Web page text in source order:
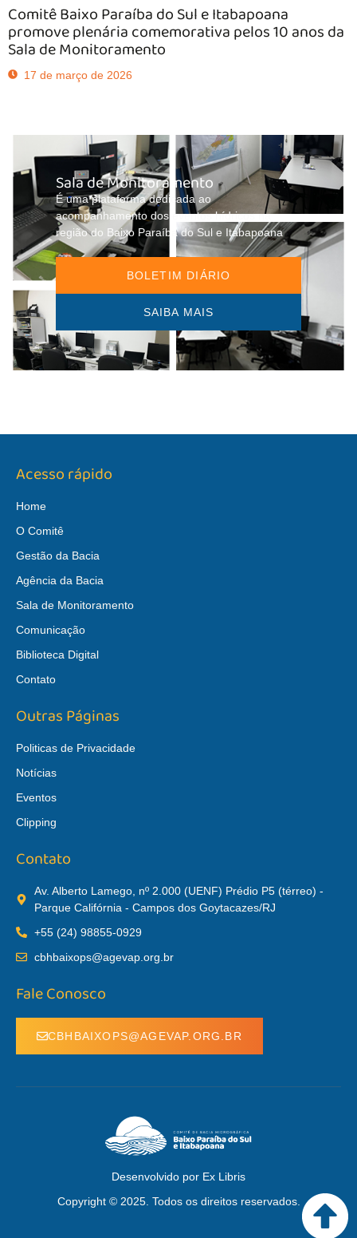
Comitê Baixo Paraíba do Sul e Itabapoana
promove plenária comemorativa pelos 10 anos da
Sala de Monitoramento
17 de março de 2026
Sala de Monitoramento
É uma plataforma dedicada ao
acompanhamento dos eventos hídricos na
região do Baixo Paraíba do Sul e Itabapoana
BOLETIM DIÁRIO
SAIBA MAIS
Acesso rápido
Home
O Comitê
Gestão da Bacia
Agência da Bacia
Sala de Monitoramento
Comunicação
Biblioteca Digital
Contato
Outras Páginas
Politicas de Privacidade
Notícias
Eventos
Clipping
Contato
Av. Alberto Lamego, nº 2.000 (UENF) Prédio P5 (térreo) -
Parque Califórnia - Campos dos Goytacazes/RJ
+55 (24) 98855-0929
cbhbaixops@agevap.org.br
Fale Conosco
CBHBAIXOPS@AGEVAP.ORG.BR
Desenvolvido por Ex Libris
Copyright © 2025. Todos os direitos reservados.